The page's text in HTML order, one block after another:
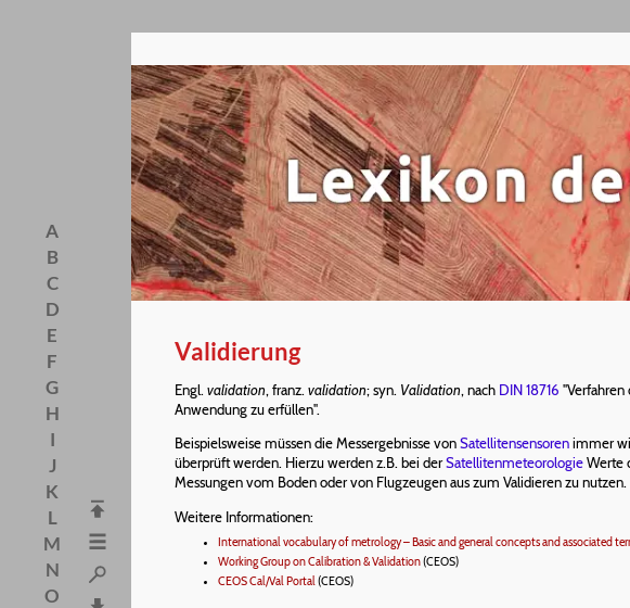
A
B
C
D
E
F
G
H
I
J
K
L
M
N
O
Validierung
Engl. validation, franz. validation; syn. Validation, nach DIN 18716 "Verfahren
Anwendung zu erfüllen".
Beispielsweise müssen die Messergebnisse vonSatellitensensorenimmer
überprüft werden. Hierzu werden z.B. bei derSatellitenmeteorologieWerte
Messungen vom Boden oder von Flugzeugen aus zum Validieren zu nutzen.
Weitere Informationen:
International vocabulary of metrology – Basic and general concepts and associated
Working Group on Calibration & Validation(CEOS)
CEOS Cal/Val Portal(CEOS)